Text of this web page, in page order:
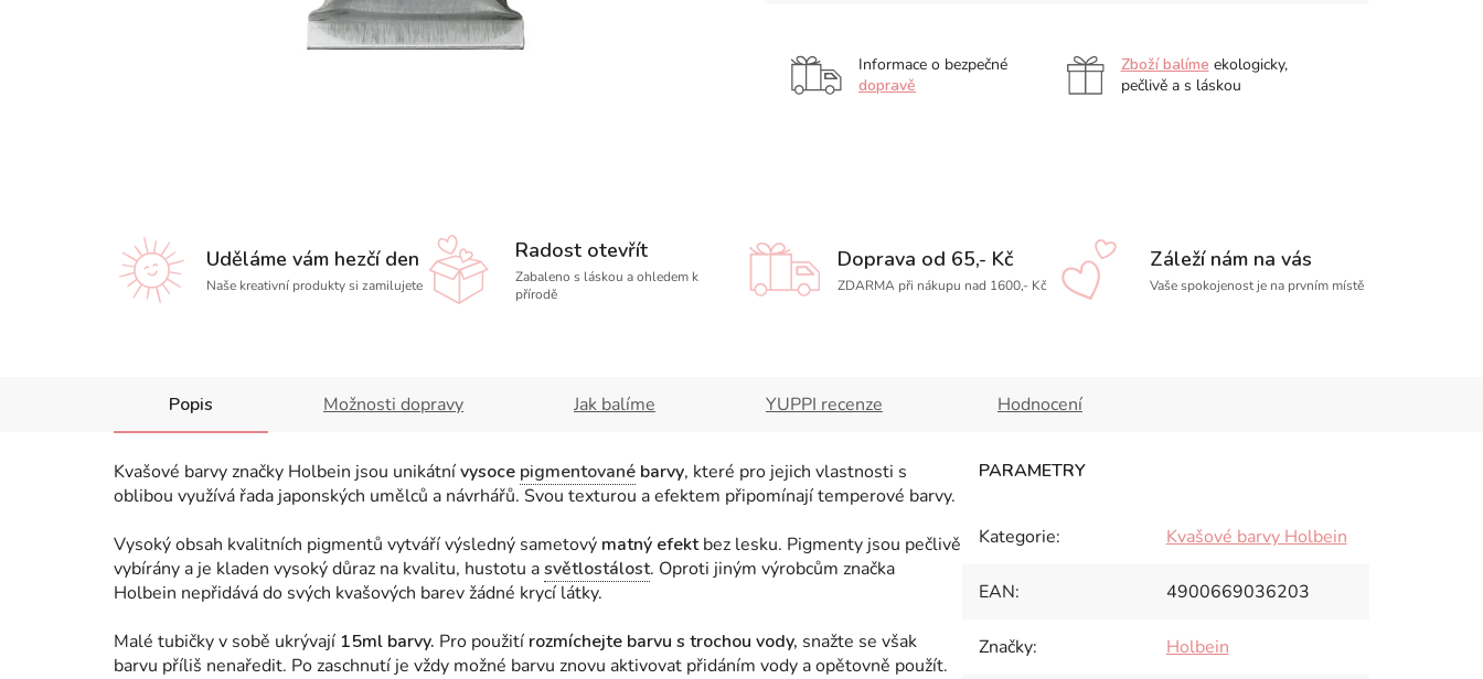
Informace o bezpečné
dopravě
Zboží balíme ekologicky,
pečlivě a s láskou
Uděláme vám hezčí den
Naše kreativní produkty si zamilujete
Radost otevřít
Zabaleno s láskou a ohledem k
přírodě
Doprava od 65,- Kč
ZDARMA při nákupu nad 1600,- Kč
Záleží nám na vás
Vaše spokojenost je na prvním místě
Popis Možnosti dopravy Jak balíme YUPPI recenze Hodnocení
Kvašové barvy značky Holbein jsou unikátnívysoce pigmentované barvy, které pro jejich vlastnosti s
oblibou využívá řada japonských umělců a návrhářů. Svou texturou a efektem připomínají temperové barvy.
Vysoký obsah kvalitních pigmentů vytváří výsledný sametový matný efektbez lesku. Pigmenty jsou pečlivě
vybírány a je kladen vysoký důraz na kvalitu, hustotu asvětlostálost. Oproti jiným výrobcům značka
Holbein nepřidává do svých kvašových barev žádné krycí látky.
Malé tubičky v sobě ukrývají 15ml barvy. Pro použití rozmíchejte barvu s trochou vody, snažte se však
barvu příliš nenaředit. Po zaschnutí je vždy možné barvu znovu aktivovat přidáním vody a opětovně použít.
Kategorie: Kvašové barvy Holbein
EAN: 4900669036203
Značky: Holbein